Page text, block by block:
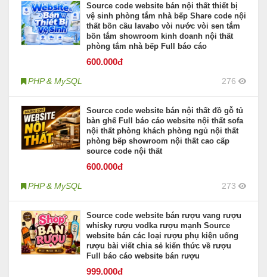
Source code website bán nội thất thiết bị
vệ sinh phòng tắm nhà bếp Share code nội
thất bồn cầu lavabo vòi nước vòi sen tắm
bồn tắm showroom kinh doanh nội thất
phòng tắm nhà bếp Full báo cáo
600.000đ
PHP & MySQL 276
Source code website bán nội thất đồ gỗ tủ
bàn ghế Full báo cáo website nội thất sofa
nội thất phòng khách phòng ngủ nội thất
phòng bếp showroom nội thất cao cấp
source code nội thất
600.000đ
PHP & MySQL 273
Source code website bán rượu vang rượu
whisky rượu vodka rượu mạnh Source
website bán các loại rượu phụ kiện uống
rượu bài viết chia sẻ kiến thức về rượu
Full báo cáo website bán rượu
999.000đ